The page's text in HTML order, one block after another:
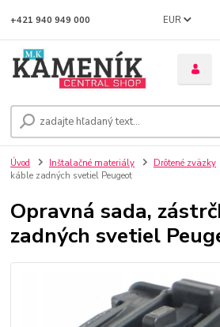
EUR
+421 940 949 000
Úvod Inštalačné materiály Drôtené zväzky
káble zadných svetiel Peugeot
Opravná sada,
zadných svetiel